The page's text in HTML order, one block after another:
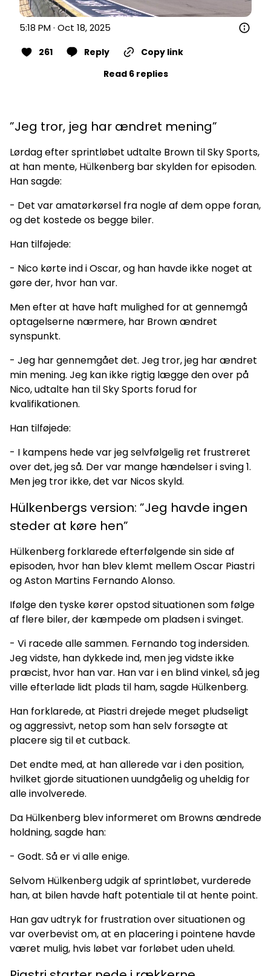
5:18 PM · Oct 18, 2025
261 Reply
Copy link
Read 6 replies
”Jeg tror, jeg har ændret mening”
Lørdag efter sprintløbet udtalte Brown til Sky Sports,
at han mente, Hülkenberg bar skylden for episoden.
Han sagde:
- Det var amatørkørsel fra nogle af dem oppe foran,
og det kostede os begge biler.
Han tilføjede:
- Nico kørte ind i Oscar, og han havde ikke noget at
gøre der, hvor han var.
Men efter at have haft mulighed for at gennemgå
optagelserne nærmere, har Brown ændret
synspunkt.
- Jeg har gennemgået det. Jeg tror, jeg har ændret
min mening. Jeg kan ikke rigtig lægge den over på
Nico, udtalte han til Sky Sports forud for
kvalifikationen.
Han tilføjede:
- I kampens hede var jeg selvfølgelig ret frustreret
over det, jeg så. Der var mange hændelser i sving 1.
Men jeg tror ikke, det var Nicos skyld.
Hülkenbergs version: ”Jeg havde ingen
steder at køre hen”
Hülkenberg forklarede efterfølgende sin side af
episoden, hvor han blev klemt mellem Oscar Piastri
og Aston Martins Fernando Alonso.
Ifølge den tyske kører opstod situationen som følge
af flere biler, der kæmpede om pladsen i svinget.
- Vi racede alle sammen. Fernando tog indersiden.
Jeg vidste, han dykkede ind, men jeg vidste ikke
præcist, hvor han var. Han var i en blind vinkel, så jeg
ville efterlade lidt plads til ham, sagde Hülkenberg.
Han forklarede, at Piastri drejede meget pludseligt
og aggressivt, netop som han selv forsøgte at
placere sig til et cutback.
Det endte med, at han allerede var i den position,
hvilket gjorde situationen uundgåelig og uheldig for
alle involverede.
Da Hülkenberg blev informeret om Browns ændrede
holdning, sagde han:
- Godt. Så er vi alle enige.
Selvom Hülkenberg udgik af sprintløbet, vurderede
han, at bilen havde haft potentiale til at hente point.
Han gav udtryk for frustration over situationen og
var overbevist om, at en placering i pointene havde
været mulig, hvis løbet var forløbet uden uheld.